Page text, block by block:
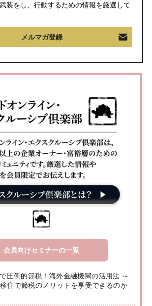
装をし、行動するための情報を厳選して
メルマガ登録
会員向けセミナーの一覧
圧倒的節税！海外金融機関の活用法 ～
住で節税のメリットを享受できるのか